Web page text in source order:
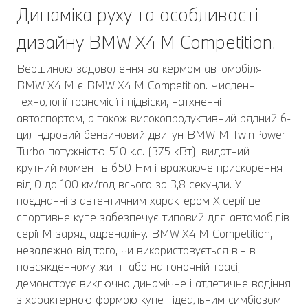
Динаміка руху та особливості
дизайну BMW X4 M Competition.
Вершиною задоволення за кермом автомобіля
BMW X4 M є BMW X4 M Competition. Численні
технології трансмісії і підвіски, натхненні
автоспортом, а також високопродуктивний рядний 6-
циліндровий бензиновий двигун BMW M TwinPower
Turbo потужністю 510 к.с. (375 кВт), видатний
крутний момент в 650 Нм і вражаюче прискорення
від 0 до 100 км/год всього за 3,8 секунди. У
поєднанні з автентичним характером X серії це
спортивне купе забезпечує типовий для автомобілів
серії M заряд адреналіну. BMW X4 M Competition,
незалежно від того, чи використовується він в
повсякденному житті або на гоночній трасі,
демонструє виключно динамічне і атлетичне водіння
з характерною формою купе і ідеальним симбіозом